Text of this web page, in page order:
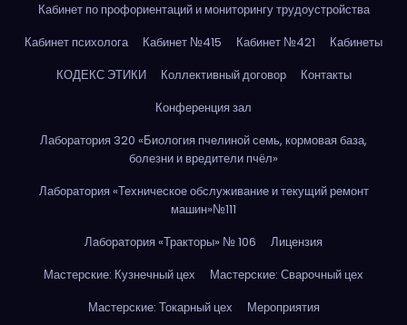
Кабинет по профориентаций и мониторингу трудоустройства
Кабинет психолога
Кабинет №415 Кабинет №421
Кабинеты
КОДЕКС ЭТИКИ
Коллективный договор
Контакты
Конференция зал
Лаборатория 320 «Биология пчелиной семь, кормовая база,
болезни и вредители пчёл»
Лаборатория «Техническое обслуживание и текущий ремонт
машин»№111
Лаборатория «Тракторы» № 106
Лицензия
Мастерские: Кузнечный цех
Мастерские: Сварочный цех
Мастерские: Токарный цех
Мероприятия